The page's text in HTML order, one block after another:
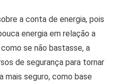
a conta de energia, pois
energia em relação a
se não bastasse, a
de segurança para tornar
mais seguro, como base